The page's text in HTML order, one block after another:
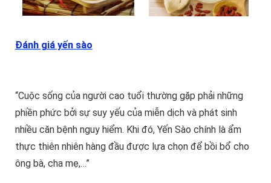
Đánh giá yến sào
“Cuộc sống của người cao tuổi thường gặp phải những
phiền phức bởi sự suy yếu của miễn dịch và phát sinh
nhiều căn bệnh nguy hiểm. Khi đó, Yến Sào chính là ẩm
thực thiên nhiên hàng đầu được lựa chọn để bồi bổ cho
ông bà, cha mẹ,…”